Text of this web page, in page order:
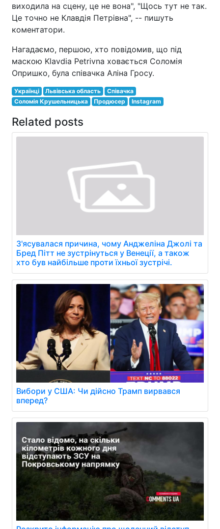
виходила на сцену, це не вона", "Щось тут не так.
Це точно не Клавдія Петрівна", -- пишуть
коментатори.
Нагадаємо, першою, хто повідомив, що під
маскою Klavdia Petrivna ховається Соломія
Опришко, була співачка Аліна Гросу.
Українці Львівська область
Співачка
Соломія Крушельницька
Продюсер Instagram
Related posts
З'ясувалася причина, чому Анджеліна Джолі та
Бред Пітт не зустрінуться у Венеції, а також
хто був найбільше проти їхньої зустрічі.
Вибори у США: Чи дійсно Трамп вирвався
вперед?